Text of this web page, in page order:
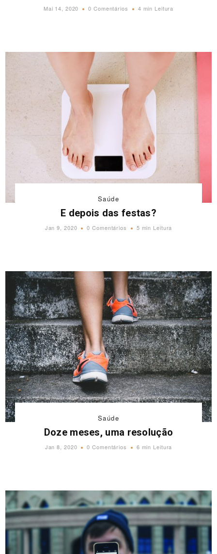
Mai 14, 2020 0 Comentários 4 min Leitura
Saúde
E depois das festas?
Jan 9, 2020 0 Comentários 5 min Leitura
Saúde
Doze meses, uma resolução
Jan 8, 2020 0 Comentários 6 min Leitura